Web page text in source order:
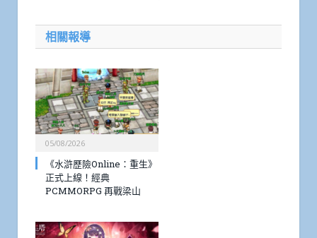
相關報導
05/08/2026
《水滸歷險Online：重生》
正式上線！經典
PCMMORPG 再戰梁山